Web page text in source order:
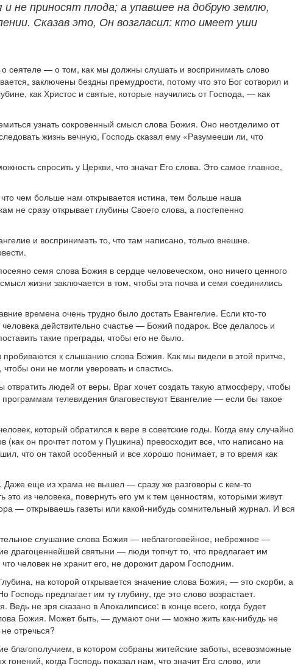
не приносят плода; а упавшее на добрую землю,
Сказав это, Он возгласил: кто имеет уши
сеятеле — о том, как мы должны слушать и воспринимать слово
заключены бездны премудрости, потому что это Бог сотворил и
как Христос и святые, которые научились от Господа, — как
узнать сокровенный смысл слова Божия. Оно неотделимо от
жизнь вечную, Господь сказал ему «Разумееши ли, что
спросить у Церкви, что значат Его слова. Это самое главное,
чем больше нам открывается истина, тем больше наша
не сразу открывает глубины Своего слова, а постепенно
и воспринимать то, что там написано, только внешне.
семя слова Божия в сердце человеческом, оно ничего ценного
жизни заключается в том, чтобы эта почва и семя соединились
времена очень трудно было достать Евангелие. Если кто-то
действительно счастье — Божий подарок. Все делалось и
такие преграды, чтобы его не было.
пробиваются к слышанию слова Божия. Как мы видели в этой притче,
они не могли уверовать и спастись.
людей от веры. Враг хочет создать такую атмосферу, чтобы
телевидения благовествуют Евангелие — если бы такое
который обратился к вере в советские годы. Когда ему случайно
(как он прочтет потом у Пушкина) превосходит все, что написано на
что он такой особенный и все хорошо понимает, в то время как
Даже еще из храма не вышел — сразу же разговоры с кем-то
из человека, повернуть его ум к тем ценностям, которыми живут
— открываешь газеты или какой-нибудь сомнительный журнал. И вся
слушание слова Божия — неблагоговейное, небрежное —
драгоценнейшей святыни — люди топчут то, что предлагает им
человек не хранит его, не дорожит даром Господним.
на которой открывается значение слова Божия, — это скорби, а
предлагает им ту глубину, где это слово возрастает.
не зря сказано в Апокалипсисе: в конце всего, когда будет
Божия. Может быть, — думают они — можно жить как-нибудь не
отречься?
в котором собраны житейские заботы, всевозможные
когда Господь показал нам, что значит Его слово, или